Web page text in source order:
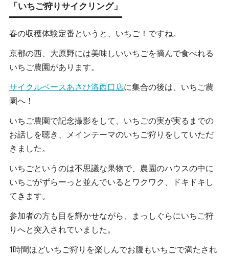
「いちご狩りサイクリング」
春の収穫体験定番というと、いちご！ですね。
京都の西、大原野には美味しいいちごを摘んで食べれる
いちご農園があります。
サイクルベースあさひ洛西口店に集合の後は、いちご農
園へ！
いちご農園で記念撮影をして、いちごの実が実るまでの
お話しを聴き、メインテーマのいちご狩りをしていただ
きました。
いちごというのは不思議な果物で、農園のハウスの中に
いちごがずらーっと並んでいるとワクワク、ドキドキし
てきます。
参加者の方も目を輝かせながら、まっしぐらにいちご狩
りへと突入されていました。
1時間ほどいちご狩りを楽しんでお腹もいちごで満たされ